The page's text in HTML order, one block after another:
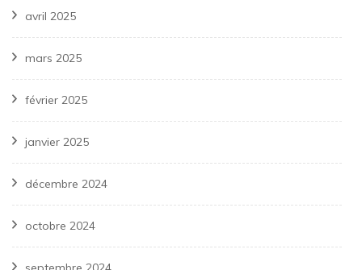
avril 2025
mars 2025
février 2025
janvier 2025
décembre 2024
octobre 2024